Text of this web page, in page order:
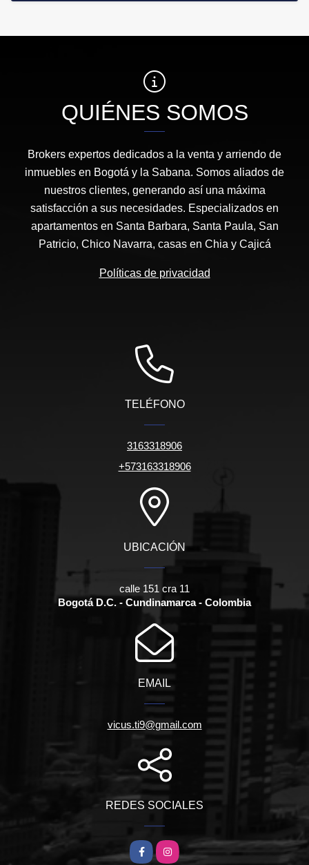
QUIÉNES SOMOS
Brokers expertos dedicados a la venta y arriendo de
inmuebles en Bogotá y la Sabana. Somos aliados de
nuestros clientes, generando así una máxima
satisfacción a sus necesidades. Especializados en
apartamentos en Santa Barbara, Santa Paula, San
Patricio, Chico Navarra, casas en Chia y Cajicá
Políticas de privacidad
TELÉFONO
3163318906
+573163318906
UBICACIÓN
calle 151 cra 11
Bogotá D.C. - Cundinamarca - Colombia
EMAIL
vicus.ti9@gmail.com
REDES SOCIALES
FacebookInstagram